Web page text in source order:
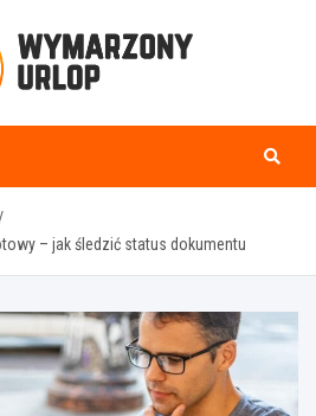
– jak śledzić status dokumentu